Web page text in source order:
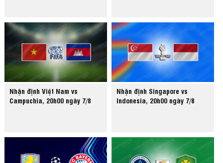
Nhận định Việt Nam vs
Campuchia, 20h00 ngày 7/8
Nhận định Singapore vs
Indonesia, 20h00 ngày 7/8